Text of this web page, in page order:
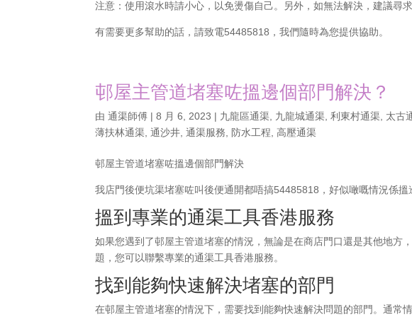
注意：使用滾水時請小心，以免燙傷自己。另外，如無法解決，建議尋
有需要更多幫助的話，請致電54485818，我們隨時為您提供協助。
邨屋主管道堵塞咗搵邊個部門解決？
由通渠師傅 |8 月 6, 2023 | 九龍區通渠 九龍城通渠 ,利東村通渠 太古
薄扶林通渠 ,通沙井 ,通渠服務 防水工程 ,高壓通渠
邨屋主管道堵塞咗搵邊個部門解決
我店門後便坑渠堵塞咗叫後便通開都唔搞54485818，好似噉嘅情況係搵
搵到專業的通渠工具香港服務
如果您遇到了邨屋主管道堵塞的情況，無論是在商店門口還是其他地方
題，您可以聯繫專業的通渠工具香港服務。
找到能夠快速解決堵塞的部門
在邨屋主管道堵塞的情況下，需要找到能夠快速解決問題的部門。通常